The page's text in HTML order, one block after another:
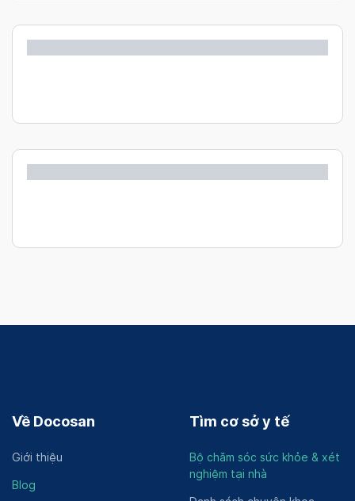
Về Docosan
Giới thiệu
Blog
Tìm cơ sở y tế
Bộ chăm sóc sức khỏe & xét
nghiệm tại nhà